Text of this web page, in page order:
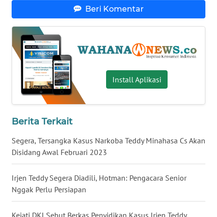
Beri Komentar
Install Aplikasi
Berita Terkait
Segera, Tersangka Kasus Narkoba Teddy Minahasa Cs Akan
Disidang Awal Februari 2023
Irjen Teddy Segera Diadili, Hotman: Pengacara Senior
Nggak Perlu Persiapan
SERAMBI
WN
JAMBI
WN
SULTRA
WN
WN
WN